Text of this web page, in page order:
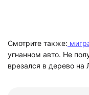
Смотрите также:
угнанном авто. Не
врезался в дерево на